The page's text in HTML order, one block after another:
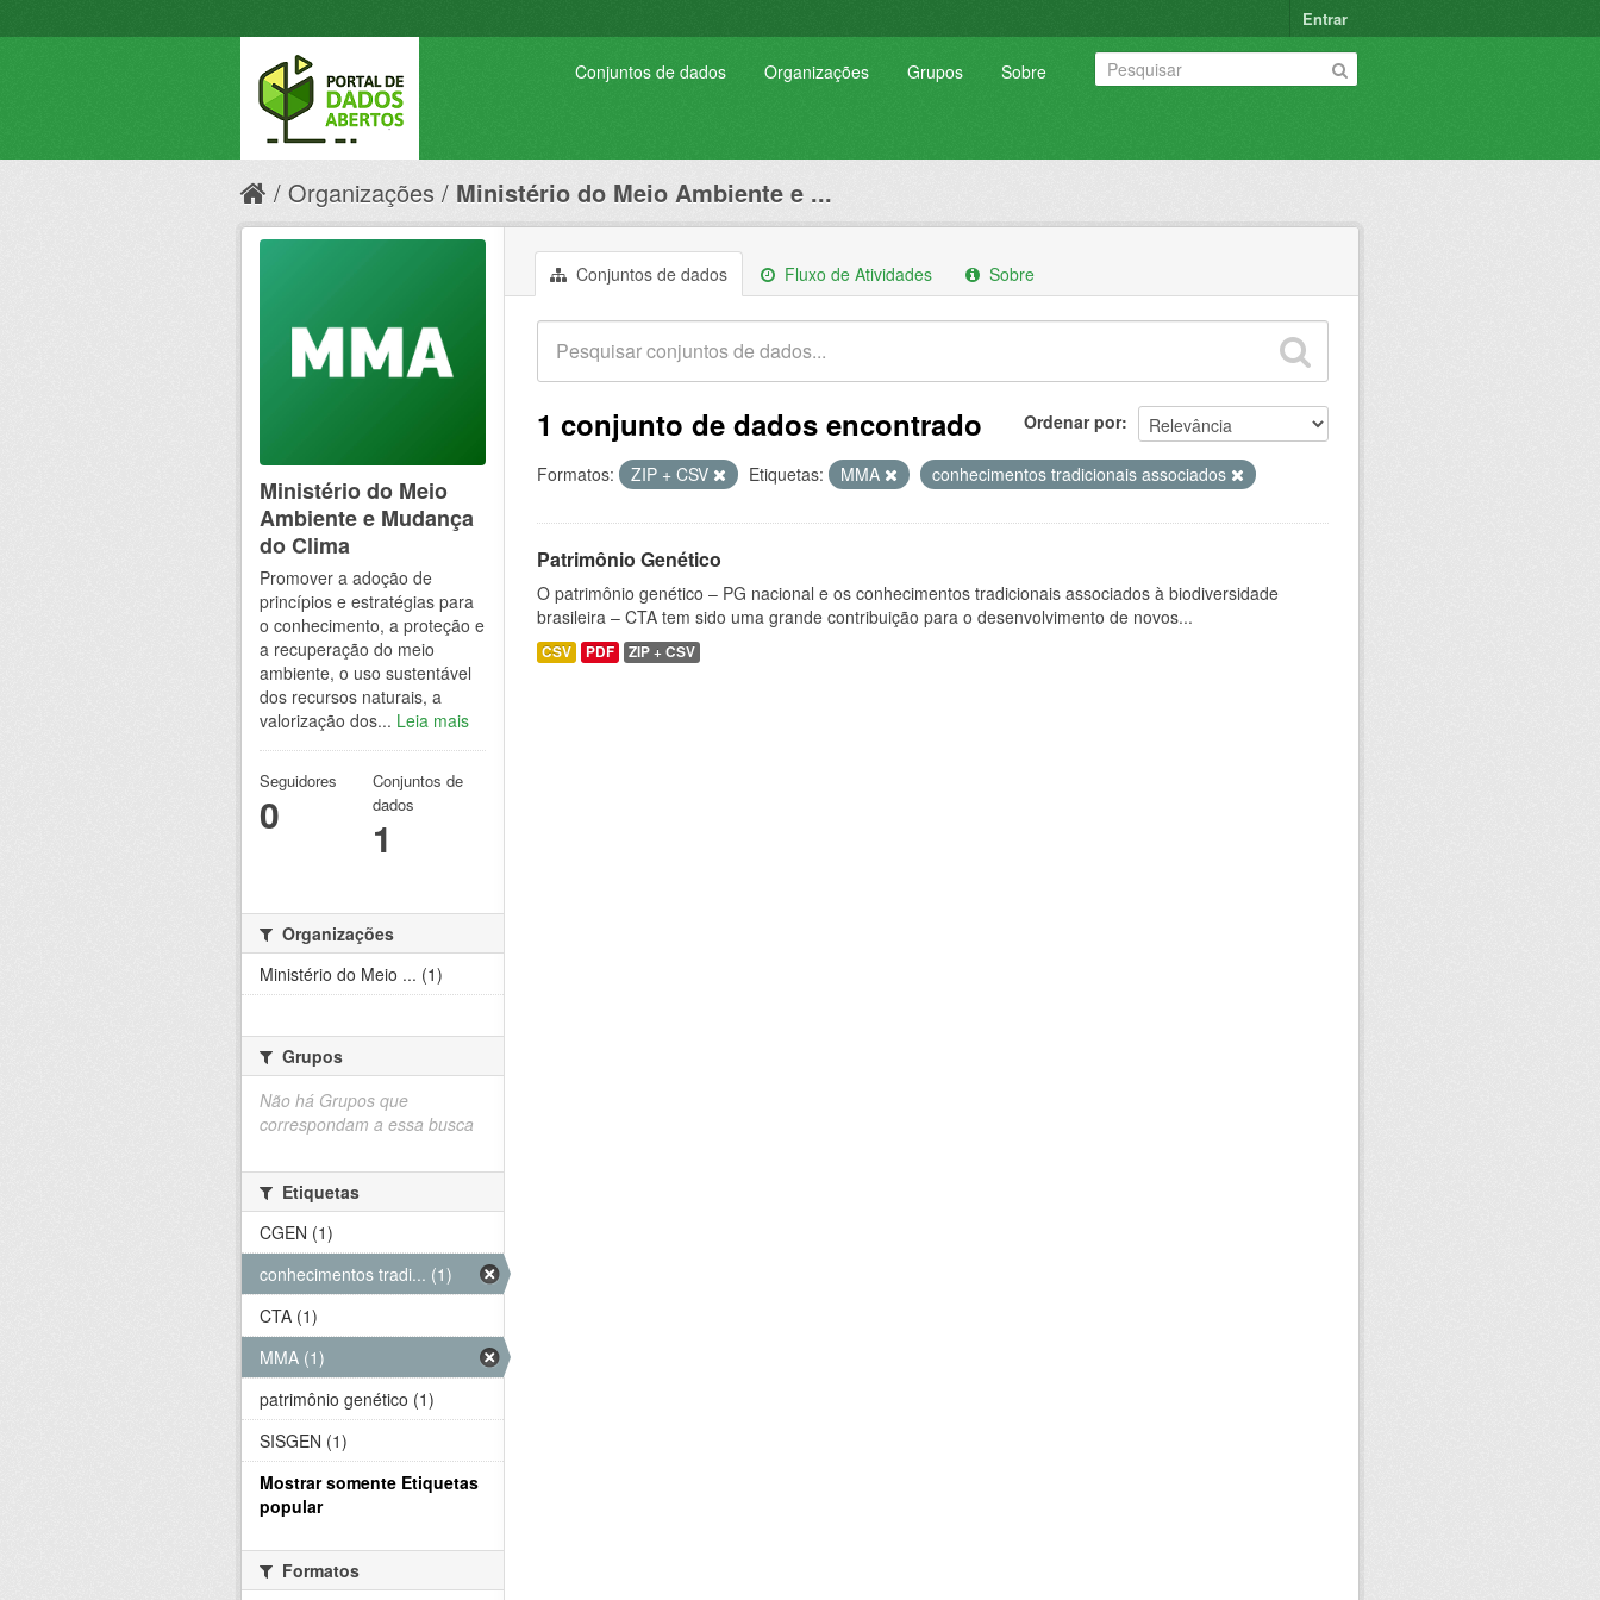
Entrar
Conjuntos de dados Organizações Grupos Sobre
Organizações Ministério do Meio Ambiente e ...
Conjuntos de dados Fluxo de Atividades Sobre
Ordenar por
1 conjunto de dados encontrado
Formatos: ZIP + CSV Etiquetas: MMA conhecimentos tradicionais associados
Patrimônio Genético
O patrimônio genético – PG nacional e os conhecimentos tradicionais associados à biodiversidade
brasileira – CTA tem sido uma grande contribuição para o desenvolvimento de novos...
CSV PDF ZIP + CSV
Ministério do Meio
Ambiente e Mudança
do Clima
Promover a adoção de
princípios e estratégias para
o conhecimento, a proteção e
a recuperação do meio
ambiente, o uso sustentável
dos recursos naturais, a
valorização dos... Leia mais
Seguidores
0
Conjuntos de
dados
1
Organizações
Ministério do Meio ... (1)
Grupos
Não há Grupos que
correspondam a essa busca
Etiquetas
CGEN (1)
conhecimentos tradi... (1)
CTA (1)
MMA (1)
patrimônio genético (1)
SISGEN (1)
Mostrar somente Etiquetas
popular
Formatos